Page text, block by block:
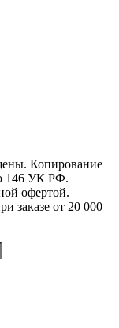
Копирование
146 УК РФ.
офертой.
заказе от 20 000